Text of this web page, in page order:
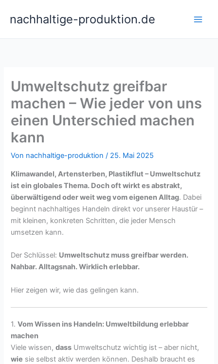
Inhaltnachhaltige-produktion.de
Umweltschutz greifbar
machen – Wie jeder von uns
einen Unterschied machen
kann
Von nachhaltige-produktion/ 25. Mai 2025
Klimawandel, Artensterben, Plastikflut – Umweltschutz
ist ein globales Thema. Doch oft wirkt es abstrakt,
überwältigend oder weit weg vom eigenen Alltag. Dabei
beginnt nachhaltiges Handeln direkt vor unserer Haustür –
mit kleinen, konkreten Schritten, die jeder Mensch
umsetzen kann.
Der Schlüssel: Umweltschutz muss greifbar werden.
Nahbar. Alltagsnah. Wirklich erlebbar.
Hier zeigen wir, wie das gelingen kann.
1.Vom Wissen ins Handeln: Umweltbildung erlebbar
machen
Viele wissen,dass Umweltschutz wichtig ist – aber nicht,
wie sie selbst aktiv werden können. Deshalb braucht es